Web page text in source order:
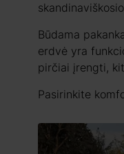
Būdama
erdvė yra
pirčiai įrengti,
Pasirinkite